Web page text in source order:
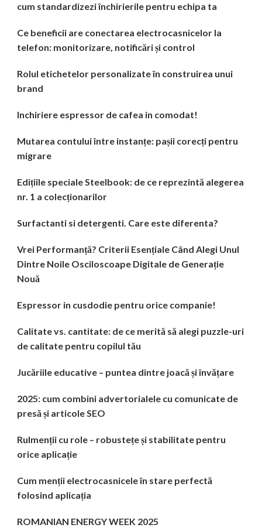
cum standardizezi închirierile pentru echipa ta
Ce beneficii are conectarea electrocasnicelor la
telefon: monitorizare, notificări și control
Rolul etichetelor personalizate în construirea unui
brand
Inchiriere espressor de cafea in comodat!
Mutarea contului între instanțe: pașii corecți pentru
migrare
Edițiile speciale Steelbook: de ce reprezintă alegerea
nr. 1 a colecționarilor
Surfactanti si detergenti. Care este diferenta?
Vrei Performanță? Criterii Esențiale Când Alegi Unul
Dintre Noile Osciloscoape Digitale de Generație
Nouă
Espressor in cusdodie pentru orice companie!
Calitate vs. cantitate: de ce merită să alegi puzzle-uri
de calitate pentru copilul tău
Jucăriile educative – puntea dintre joacă și învățare
2025: cum combini advertorialele cu comunicate de
presă și articole SEO
Rulmenții cu role – robustețe și stabilitate pentru
orice aplicație
Cum menții electrocasnicele în stare perfectă
folosind aplicația
ROMANIAN ENERGY WEEK 2025